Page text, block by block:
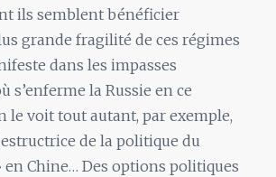
ils semblent bénéficier
grande fragilité de ces régimes
dans les impasses
s’enferme la Russie en ce
le voit tout autant, par exemple,
de la politique du
en Chine… Des options politiques